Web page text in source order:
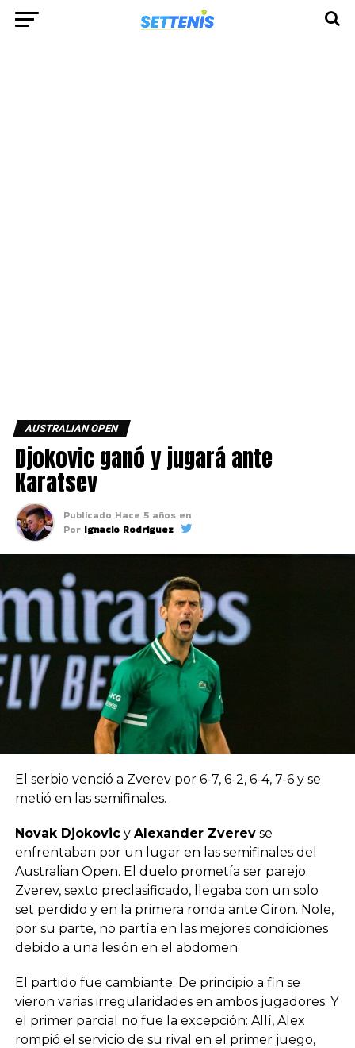
AUSTRALIAN OPEN
Djokovic ganó y jugará ante
Karatsev
Publicado Hace 5 años en
Por Ignacio Rodriguez
El serbio venció a Zverev por 6-7, 6-2, 6-4, 7-6 y se
metió en las semifinales.
Novak Djokovicy Alexander Zverevse
enfrentaban por un lugar en las semifinales del
Australian Open. El duelo prometía ser parejo:
Zverev, sexto preclasificado, llegaba con un solo
set perdido y en la primera ronda ante Giron. Nole,
por su parte, no partía en las mejores condiciones
debido a una lesión en el abdomen.
El partido fue cambiante. De principio a fin se
vieron varias irregularidades en ambos jugadores. Y
el primer parcial no fue la excepción: Allí, Alex
rompió el servicio de su rival en el primer juego,